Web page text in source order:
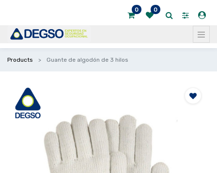
0 0
Products Guante de algodón de 3 hilos